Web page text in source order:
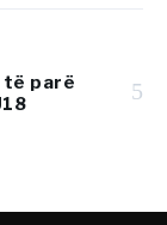
të parë
5